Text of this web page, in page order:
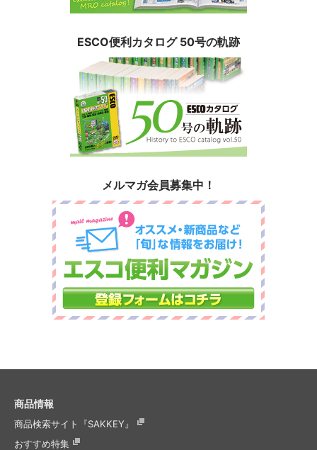
ESCO便利カタログ 50号の軌跡
メルマガ会員募集中！
商品情報
商品検索サイト『SAKKEY』
おすすめ特集